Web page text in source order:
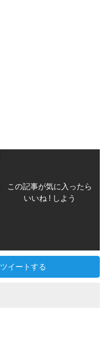
この記事が気に入ったら
いいね ! しよう
ツイートする